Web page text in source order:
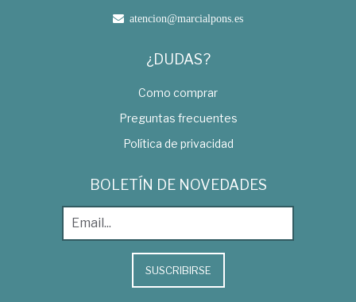
atencion@marcialpons.es
¿DUDAS?
Como comprar
Preguntas frecuentes
Política de privacidad
BOLETÍN DE NOVEDADES
SUSCRIBIRSE